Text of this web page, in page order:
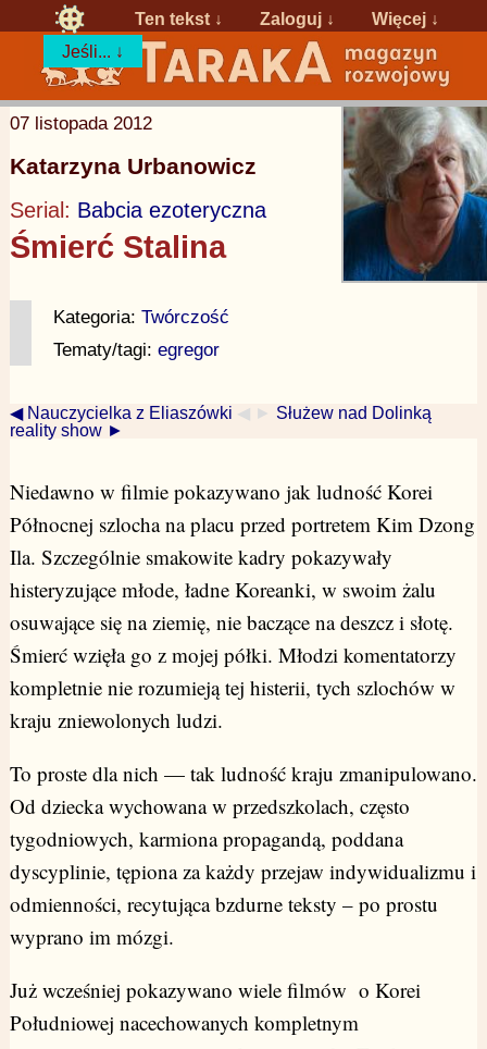
Ten tekst ↓ Zaloguj ↓
Więcej ↓
Jeśli... ↓
07 listopada 2012
Katarzyna Urbanowicz
Serial: Babcia ezoteryczna
Śmierć Stalina
Kategoria: Twórczość
Tematy/tagi: egregor
◀ Nauczycielka z Eliaszówki ◀ ► Służew nad Dolinką
reality show ►
Niedawno w filmie pokazywano jak ludność Korei
Północnej szlocha na placu przed portretem Kim Dzong
Ila. Szczególnie smakowite kadry pokazywały
histeryzujące młode, ładne Koreanki, w swoim żalu
osuwające się na ziemię, nie baczące na deszcz i słotę.
Śmierć wzięła go z mojej półki. Młodzi komentatorzy
kompletnie nie rozumieją tej histerii, tych szlochów w
kraju zniewolonych ludzi.
To proste dla nich — tak ludność kraju zmanipulowano.
Od dziecka wychowana w przedszkolach, często
tygodniowych, karmiona propagandą, poddana
dyscyplinie, tępiona za każdy przejaw indywidualizmu i
odmienności, recytująca bzdurne teksty – po prostu
wyprano im mózgi.
Już wcześniej pokazywano wiele filmów o Korei
Południowej nacechowanych kompletnym